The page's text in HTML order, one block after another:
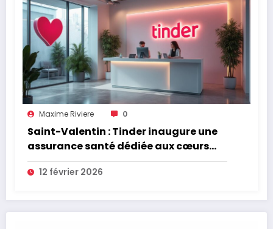
Maxime Riviere 0
Saint-Valentin : Tinder inaugure une
assurance santé dédiée aux cœurs
brisés
12 février 2026